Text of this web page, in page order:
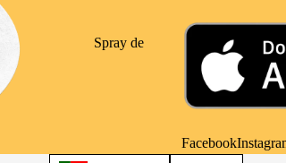
Spray de
Facebook